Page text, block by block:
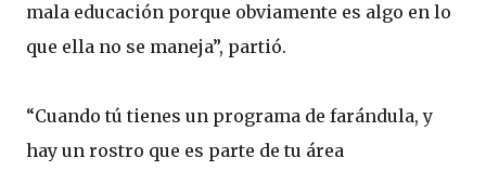
mala educación porque obviamente es algo en lo
que ella no se maneja”, partió.
“Cuando tú tienes un programa de farándula, y
hay un rostro que es parte de tu área